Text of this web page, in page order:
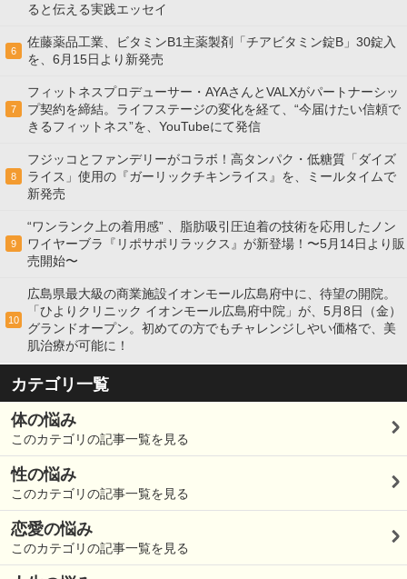
ると伝える実践エッセイ
6
佐藤薬品工業、ビタミンB1主薬製剤「チアビタミン錠B」30錠入
を、6月15日より新発売
7
フィットネスプロデューサー・AYAさんとVALXがパートナーシッ
プ契約を締結。ライフステージの変化を経て、“今届けたい信頼で
きるフィットネス”を、YouTubeにて発信
8
フジッコとファンデリーがコラボ！高タンパク・低糖質「ダイズ
ライス」使用の『ガーリックチキンライス』を、ミールタイムで
新発売
9
“ワンランク上の着用感” 、脂肪吸引圧迫着の技術を応用したノン
ワイヤーブラ『リポサポリラックス』が新登場！〜5月14日より販
売開始〜
10
広島県最大級の商業施設イオンモール広島府中に、待望の開院。
「ひよりクリニック イオンモール広島府中院」が、5月8日（金）
グランドオープン。初めての方でもチャレンジしやい価格で、美
肌治療が可能に！
カテゴリ一覧
体の悩み
このカテゴリの記事一覧を見る
性の悩み
このカテゴリの記事一覧を見る
恋愛の悩み
このカテゴリの記事一覧を見る